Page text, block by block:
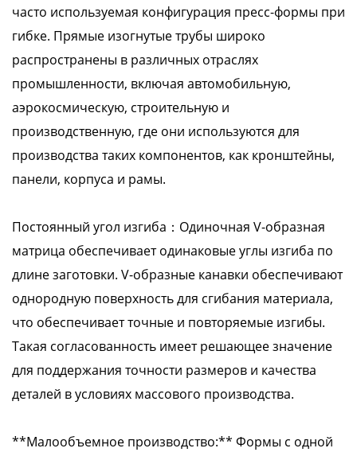
часто используемая конфигурация пресс-формы при
гибке. Прямые изогнутые трубы широко
распространены в различных отраслях
промышленности, включая автомобильную,
аэрокосмическую, строительную и
производственную, где они используются для
производства таких компонентов, как кронштейны,
панели, корпуса и рамы.
Постоянный угол изгиба：Одиночная V-образная
матрица обеспечивает одинаковые углы изгиба по
длине заготовки. V-образные канавки обеспечивают
однородную поверхность для сгибания материала,
что обеспечивает точные и повторяемые изгибы.
Такая согласованность имеет решающее значение
для поддержания точности размеров и качества
деталей в условиях массового производства.
**Малообъемное производство:** Формы с одной